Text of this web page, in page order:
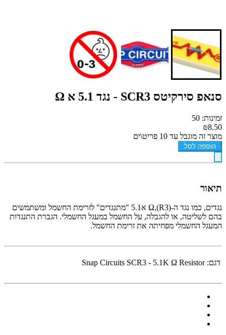
סנאפ סירקיטס SCR3 - נגד 5.1 א Ω
זמינות: 50
₪8.50
מוצר זה מוגבל עד 10 פריט\ים
הוספה לסל
תיאור
נגדים, כמו נגד ה-(R3),Ω א5.1 "מתנגדים" לזרימת החשמל ומשתמשים
בהם לשליטה, או להגבלה, על החשמל במעגל החשמלי. הגברת התנגדות
המעגל החשמלי מפחיתה את זרימת החשמל.
דגם: Snap Circuits SCR3 - 5.1K Ω Resistor